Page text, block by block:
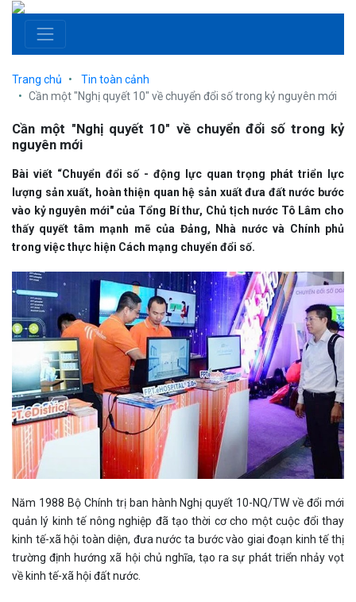
Trang chủ
Tin toàn cảnh
Cần một "Nghị quyết 10" về chuyển đổi số trong kỷ nguyên mới
Cần một "Nghị quyết 10" về chuyển đổi số trong kỷ
nguyên mới
Bài viết “Chuyển đổi số - động lực quan trọng phát triển lực
lượng sản xuất, hoàn thiện quan hệ sản xuất đưa đất nước bước
vào kỷ nguyên mới" của Tổng Bí thư, Chủ tịch nước Tô Lâm cho
thấy quyết tâm mạnh mẽ của Đảng, Nhà nước và Chính phủ
trong việc thực hiện Cách mạng chuyển đổi số.
Năm 1988 Bộ Chính trị ban hành Nghị quyết 10-NQ/TW về đổi mới
quản lý kinh tế nông nghiệp đã tạo thời cơ cho một cuộc đổi thay
kinh tế-xã hội toàn diện, đưa nước ta bước vào giai đoạn kinh tế thị
trường định hướng xã hội chủ nghĩa, tạo ra sự phát triển nhảy vọt
về kinh tế-xã hội đất nước.